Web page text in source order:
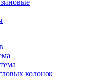
колонок